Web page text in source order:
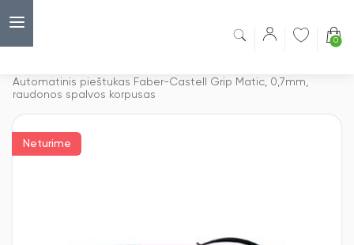
0
Automatinis pieštukas Faber-Castell Grip Matic, 0,7mm,
raudonos spalvos korpusas
Neturime